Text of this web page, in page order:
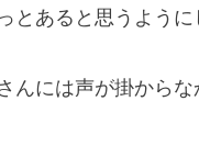
とあると思うように
には声が掛からな